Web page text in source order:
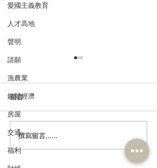
愛國主義教育
人才高地
聲明
請願
漁農業
銀髮經濟
房屋
交通
福利
多了解、規律生活、保持
社交，有助改善「長新
留言
撰寫留言......